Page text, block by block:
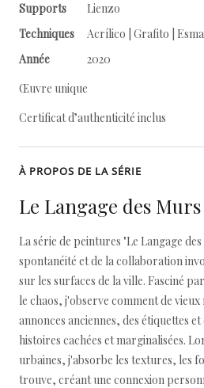
Supports
Lienzo
Techniques
Acrílico | Grafito |
Année
2020
Œuvre unique
Certificat d’authenticité inclus
À PROPOS DE LA SÉRIE
Le Langage des Murs
La série de peintures "Le Langage
spontanéité et de la collaboration
sur les surfaces de la ville. Fasciné
le chaos, j'observe comment de
annonces anciennes, des étiquettes
histoires cachées et marginalisées.
urbaines, j'absorbe les textures, les
trouve, créant une connexion